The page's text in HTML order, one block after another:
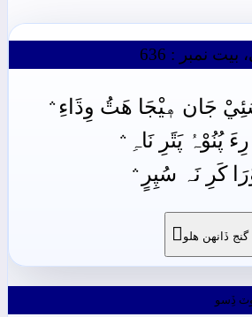
نمبر : 636
جَان هٖيْجَا هَٿُ وِڌَاءِ﮶
پُنُوْہُ پَٿَرِ نَاہِ﮶
کَرِ نَہ سُپِرٍ﮶
گنج ڏانھن ھلو 
ڏِسو